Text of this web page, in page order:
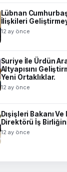
Lübnan
İlişkileri
12 ay önce
Suriye İle Ürdün
Altyapısını
Yeni Ortaklıklar.
12 ay önce
Dışişleri Bakanı Ve
Direktörü İş
12 ay önce